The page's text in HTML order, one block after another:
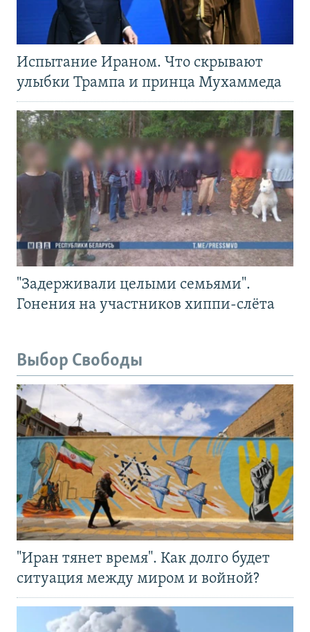
Испытание Ираном. Что скрывают
улыбки Трампа и принца Мухаммеда
"Задерживали целыми семьями".
Гонения на участников хиппи-слёта
Выбор Свободы
"Иран тянет время". Как долго будет
ситуация между миром и войной?